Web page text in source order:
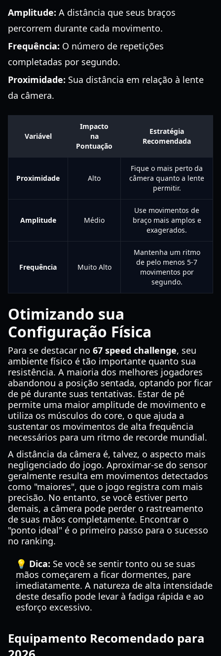
Amplitude: A distância que seus braços
percorrem durante cada movimento.
Frequência: O número de repetições
completadas por segundo.
Proximidade: Sua distância em relação à lente
da câmera.
Variável
Impacto
na
Pontuação
Estratégia
Recomendada
Proximidade Alto
Fique o mais perto da
câmera quanto a lente
permitir.
Amplitude Médio
Use movimentos de
braço mais amplos e
exagerados.
Frequência Muito Alto
Mantenha um ritmo
de pelo menos 5-7
movimentos por
segundo.
Otimizando sua
Configuração Física
Para se destacar no 67 speed challenge, seu
ambiente físico é tão importante quanto sua
resistência. A maioria dos melhores jogadores
abandonou a posição sentada, optando por ficar
de pé durante suas tentativas. Estar de pé
permite uma maior amplitude de movimento e
utiliza os músculos do core, o que ajuda a
sustentar os movimentos de alta frequência
necessários para um ritmo de recorde mundial.
A distância da câmera é, talvez, o aspecto mais
negligenciado do jogo. Aproximar-se do sensor
geralmente resulta em movimentos detectados
como "maiores", que o jogo registra com mais
precisão. No entanto, se você estiver perto
demais, a câmera pode perder o rastreamento
de suas mãos completamente. Encontrar o
"ponto ideal" é o primeiro passo para o sucesso
no ranking.
💡 Dica: Se você se sentir tonto ou se suas
mãos começarem a ficar dormentes, pare
imediatamente. A natureza de alta intensidade
deste desafio pode levar à fadiga rápida e ao
esforço excessivo.
Equipamento Recomendado para